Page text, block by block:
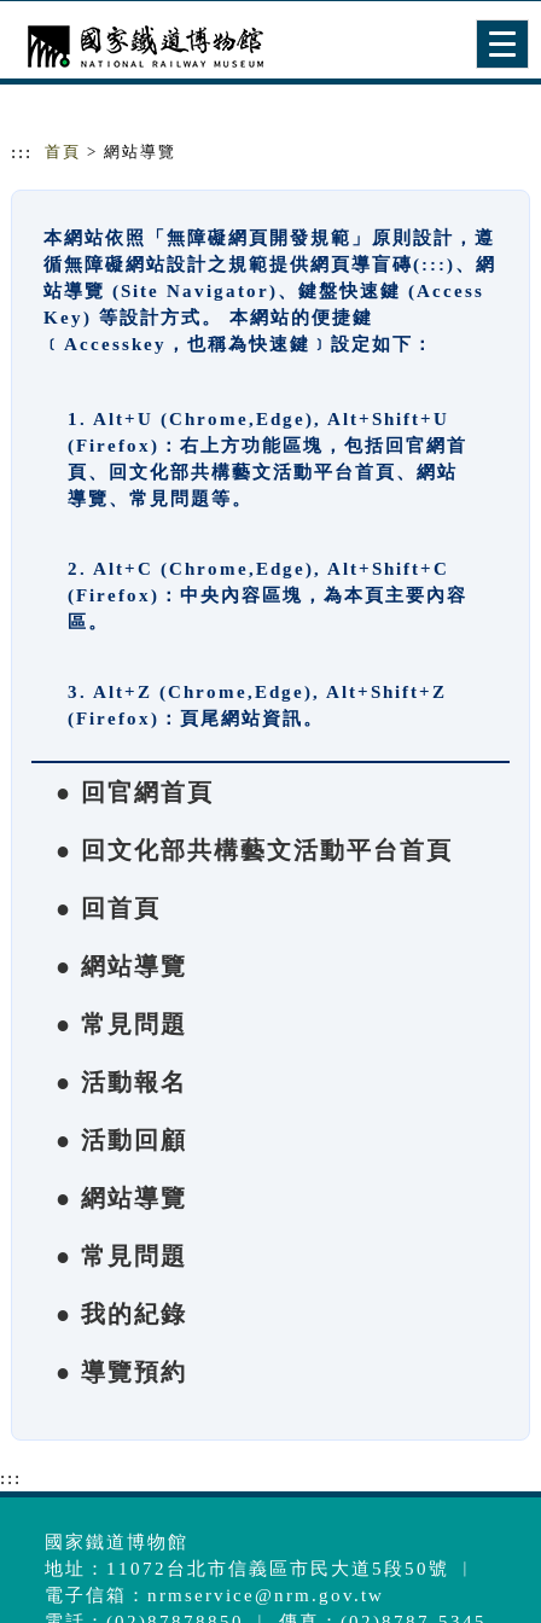
::: 首頁 > 網站導覽
本網站依照「無障礙網頁開發規範」原則設計，遵
循無障礙網站設計之規範提供網頁導盲磚(:::)、網
站導覽 (Site Navigator)、鍵盤快速鍵 (Access
Key) 等設計方式。 本網站的便捷鍵
﹝Accesskey，也稱為快速鍵﹞設定如下：
1. Alt+U (Chrome,Edge), Alt+Shift+U
(Firefox)：右上方功能區塊，包括回官網首
頁、回文化部共構藝文活動平台首頁、網站
導覽、常見問題等。
2. Alt+C (Chrome,Edge), Alt+Shift+C
(Firefox)：中央內容區塊，為本頁主要內容
區。
3. Alt+Z (Chrome,Edge), Alt+Shift+Z
(Firefox)：頁尾網站資訊。
● 回官網首頁
● 回文化部共構藝文活動平台首頁
● 回首頁
● 網站導覽
● 常見問題
● 活動報名
● 活動回顧
● 網站導覽
● 常見問題
● 我的紀錄
● 導覽預約
:::
國家鐵道博物館
地址：11072台北市信義區市民大道5段50號 ︱
電子信箱：nrmservice@nrm.gov.tw